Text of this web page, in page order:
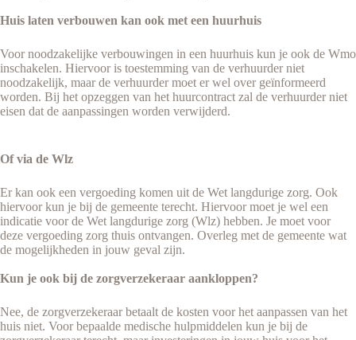
Huis laten verbouwen kan ook met een huurhuis
Voor noodzakelijke verbouwingen in een huurhuis kun je ook de Wmo
inschakelen. Hiervoor is toestemming van de verhuurder niet
noodzakelijk, maar de verhuurder moet er wel over geïnformeerd
worden. Bij het opzeggen van het huurcontract zal de verhuurder niet
eisen dat de aanpassingen worden verwijderd.
Of via de Wlz
Er kan ook een vergoeding komen uit de Wet langdurige zorg. Ook
hiervoor kun je bij de gemeente terecht. Hiervoor moet je wel een
indicatie voor de Wet langdurige zorg (Wlz) hebben. Je moet voor
deze vergoeding zorg thuis ontvangen. Overleg met de gemeente wat
de mogelijkheden in jouw geval zijn.
Kun je ook bij de zorgverzekeraar aankloppen?
Nee, de zorgverzekeraar betaalt de kosten voor het aanpassen van het
huis niet. Voor bepaalde medische hulpmiddelen kun je bij de